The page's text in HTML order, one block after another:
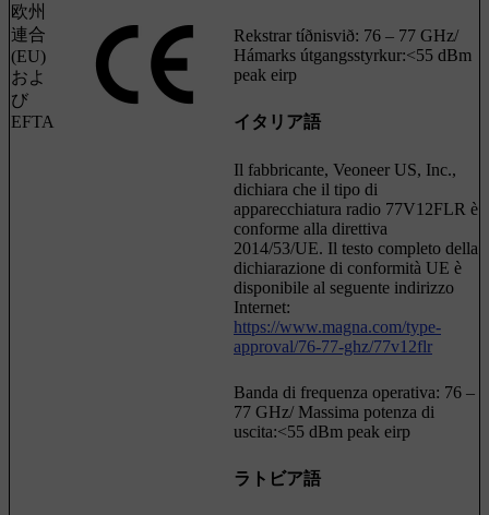
欧州
連合
(EU)
およ
び
EFTA
Rekstrar tíðnisvið: 76 – 77 GHz/
Hámarks útgangsstyrkur:<55 dBm
peak eirp
イタリア語
Il fabbricante, Veoneer US, Inc.,
dichiara che il tipo di
apparecchiatura radio 77V12FLR è
conforme alla direttiva
2014/53/UE. Il testo completo della
dichiarazione di conformità UE è
disponibile al seguente indirizzo
Internet:
https://www.magna.com/type-
approval/76-77-ghz/77v12flr
Banda di frequenza operativa: 76 –
77 GHz/ Massima potenza di
uscita:<55 dBm peak eirp
ラトビア語